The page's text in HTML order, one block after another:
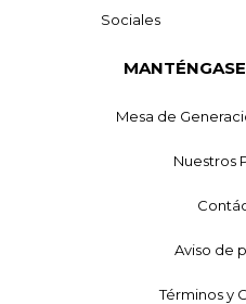
Sociales
Mesa de
Nuestros
Aviso de
Términos y